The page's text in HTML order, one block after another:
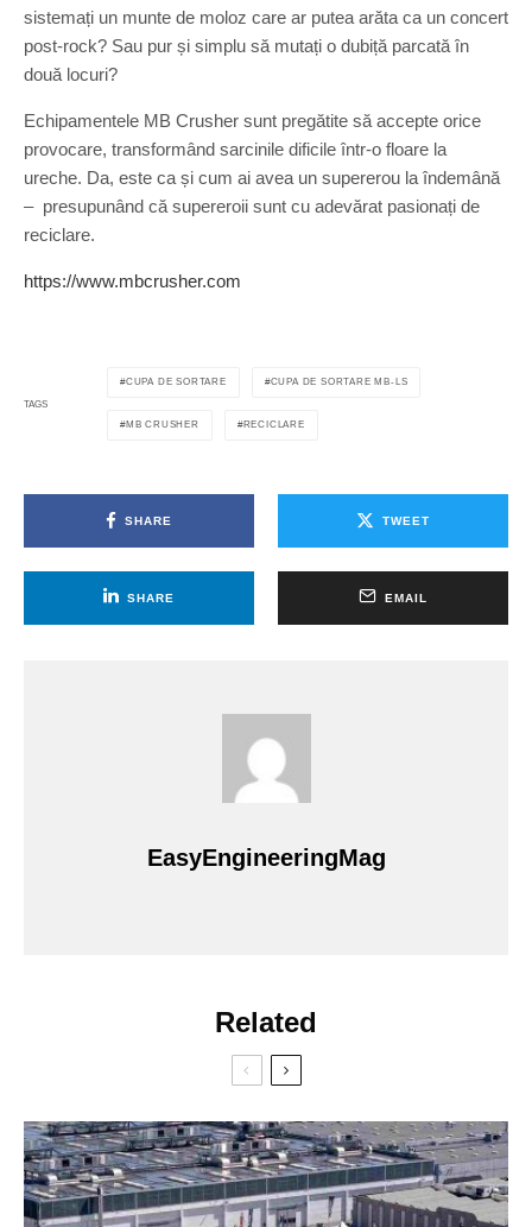
sistemați un munte de moloz care ar putea arăta ca un concert
post-rock? Sau pur și simplu să mutați o dubiță parcată în
două locuri?
Echipamentele MB Crusher sunt pregătite să accepte orice
provocare, transformând sarcinile dificile într-o floare la
ureche. Da, este ca și cum ai avea un supererou la îndemână
– presupunând că supereroii sunt cu adevărat pasionați de
reciclare.
https://www.mbcrusher.com
TAGS
CUPA DE SORTARE CUPA DE SORTARE MB-LS
MB CRUSHER RECICLARE
SHARE TWEET
SHARE EMAIL
EasyEngineeringMag
Related